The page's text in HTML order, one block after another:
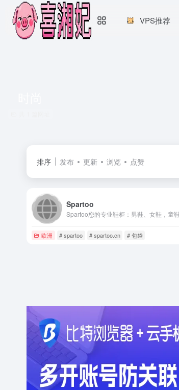
VPS推荐
排序 发布 更新 浏览 点赞
Spartoo
欧洲 # spartoo # spartoo.cn # 包袋